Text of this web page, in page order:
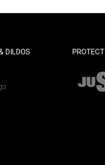
DILDOS